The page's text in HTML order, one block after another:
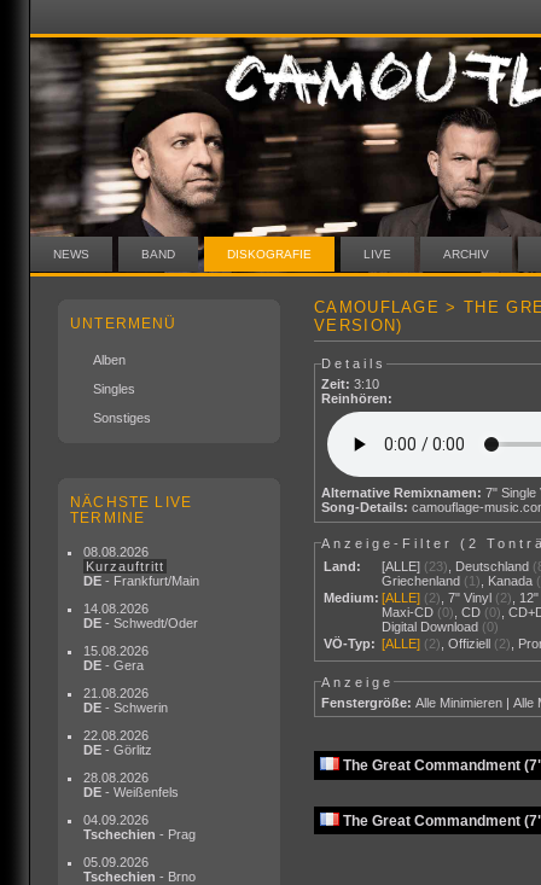
NEWS BAND DISKOGRAFIE LIVE ARCHIV
UNTERMENÜ
Alben
Singles
Sonstiges
NÄCHSTE LIVE
TERMINE
08.08.2026
Kurzauftritt
DE - Frankfurt/Main
14.08.2026
DE - Schwedt/Oder
15.08.2026
DE - Gera
21.08.2026
DE - Schwerin
22.08.2026
DE - Görlitz
28.08.2026
DE - Weißenfels
04.09.2026
Tschechien - Prag
05.09.2026
Tschechien - Brno
CAMOUFLAGE > THE
VERSION)
Details
Zeit: 3:10
Reinhören:
Alternative Remixnamen:
Song-Details: camouflage-
Anzeige-Filter (2
Land:
[ALLE] (23) Deutschland
Griechenland (1) Kanada
Medium: [ALLE] (2) ,7" Vinyl (2)
Maxi-CD (0) ,CD (0) ,
Digital Download (0)
VÖ-Typ: [ALLE] (2) ,Offiziell (2)
Anzeige
Fenstergröße: Alle Minimieren |Alle
The Great Commandment
The Great Commandment